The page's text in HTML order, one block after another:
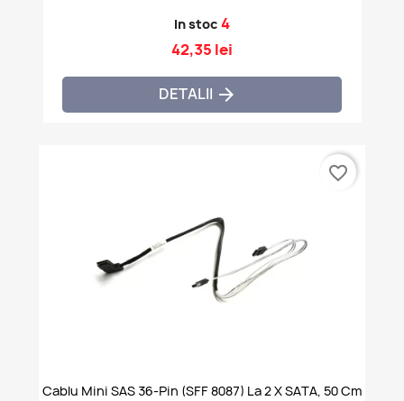
In stoc 4
42,35 lei
DETALII 
Cablu Mini SAS 36-Pin (SFF 8087) La 2 X SATA, 50 Cm
favorite_border